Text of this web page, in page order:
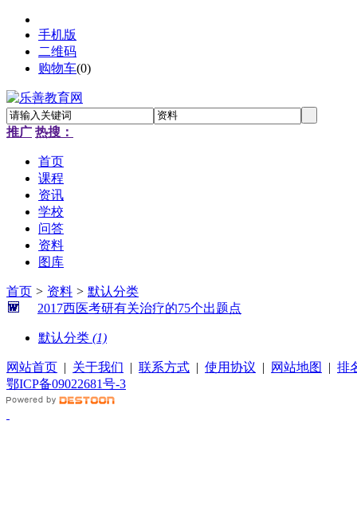
手机版
二维码
购物车(0)
推广 热搜：
首页
课程
资讯
学校
问答
资料
图库
首页 > 资料 > 默认分类
2017西医考研有关治疗的75个出题点
默认分类 (1)
网站首页 | 关于我们 | 联系方式 | 使用协议 | 网站地图 | 排
鄂ICP备09022681号-3